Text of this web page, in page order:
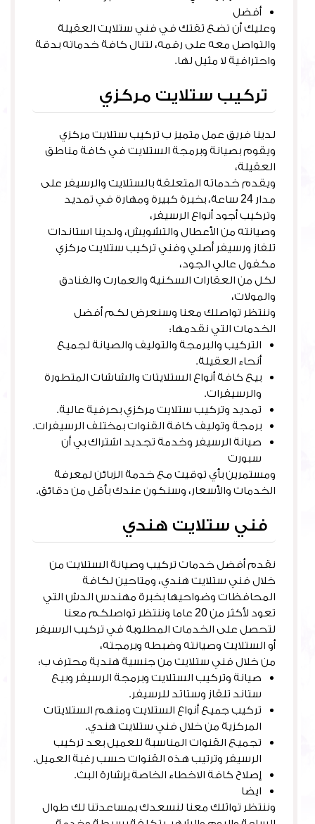
أفضل
وعليك أن تضع ثقتك في فني ستلايت العقيلة
والتواصل معه على رقمه، لتنال كافة خدماته بدقة
واحترافية لا مثيل لها.
تركيب ستلايت مركزي
لدينا فريق عمل متميز ب تركيب ستلايت مركزي
ويقوم بصيانة وبرمجة الستلايت في كافة مناطق
العقيلة،
ويقدم خدماته المتعلقة بالستلايت والرسيفر على
مدار 24 ساعة، بخبرة كبيرة ومهارة في تمديد
وتركيب أجود أنواع الرسيفر،
وصيانته من الأعطال والتشويش، ولدينا استاندات
تلفاز ورسيفر أصلي وفني تركيب ستلايت مركزي
مكفول عالي الجود،
لكل من العقارات السكنية والعمارت والفنادق
والمولات،
وننتظر تواصلك معنا وسنعرض لكم أفضل
الخدمات التي نقدمها:
التركيب والبرمجة والتوليف والصيانة لجميع
أنحاء العقيلة.
بيع كافة أنواع الستلايتات والشاشات المتطورة
والرسيفرات.
تمديد وتركيب ستلايت مركزي بحرفية عالية.
برمجة وتوليف كافة القنوات بمختلف الرسيفرات.
صيانة الرسيفر وخدمة تجديد اشتراك بي أن
سبورت
ومستمرين بأي توقيت مع خدمة الزبائن لمعرفة
الخدمات والأسعار، وسنكون عندك بأقل من دقائق.
فني ستلايت هندي
نقدم أفضل خدمات تركيب وصيانة الستلايت من
خلال فني ستلايت هندي، ومتاحين لكافة
المحافظات وضواحيها بخبرة مهندس الدش التي
تعود لأكثر من 20 عاما وننتظر تواصلكم معنا
لتحصل على الخدمات المطلوبة في تركيب الرسيفر
أو الستلايت وصيانته وضبطه وبرمجته،
من خلال فني ستلايت من جنسية هندية محترف ب:
صيانة وتركيب الستلايت وبرمجة الرسيفر وبيع
ستاند تلقاز وستاتد للرسيفر.
تركيب جميع أنواع الستلايت ومنهم الستلايتات
المركزية من خلال فني ستلايت هندي.
تجميع القنوات المناسبة للعميل بعد تركيب
الرسيفر وترتيب هذه القنوات حسب رغبة العميل.
إصلاح كافة الاخطاء الخاصة بإشارة البث.
ايضا
وننتظر تواثلك معنا لنسعدك بمساعدتنا لك طوال